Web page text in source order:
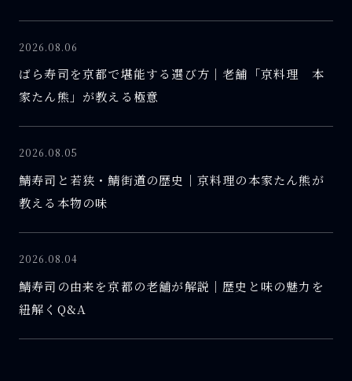
2026.08.06
ばら寿司を京都で堪能する選び方｜老舗「京料理 本
家たん熊」が教える極意
2026.08.05
鯖寿司と若狭・鯖街道の歴史｜京料理の本家たん熊が
教える本物の味
2026.08.04
鯖寿司の由来を京都の老舗が解説｜歴史と味の魅力を
紐解くQ&A